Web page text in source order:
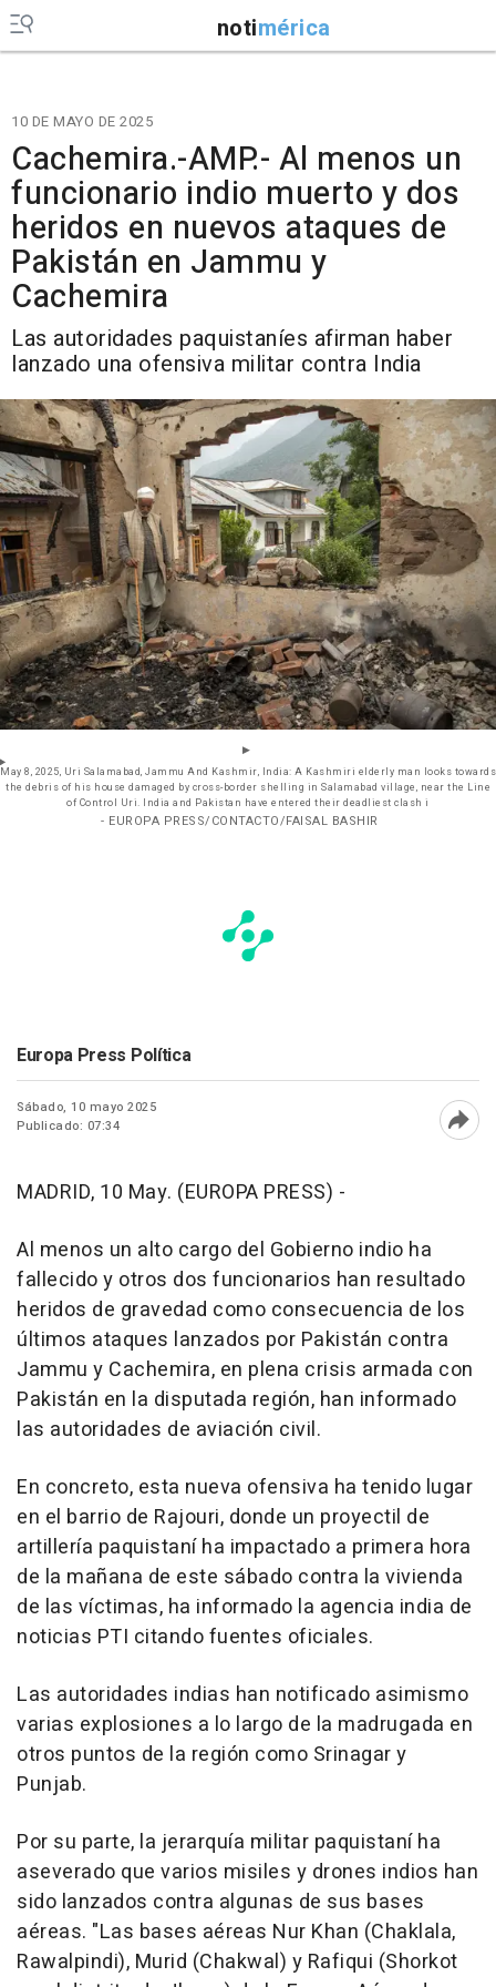
notimérica
10 DE MAYO DE 2025
Cachemira.-AMP.- Al menos un
funcionario indio muerto y dos
heridos en nuevos ataques de
Pakistán en Jammu y
Cachemira
Las autoridades paquistaníes afirman haber
lanzado una ofensiva militar contra India
May 8, 2025, Uri Salamabad, Jammu And Kashmir, India: A Kashmiri elderly man looks towards
the debris of his house damaged by cross-border shelling in Salamabad village, near the Line
of Control Uri. India and Pakistan have entered their deadliest clash i
- EUROPA PRESS/CONTACTO/FAISAL BASHIR
Europa Press Política
Sábado, 10 mayo 2025
Publicado: 07:34
MADRID, 10 May. (EUROPA PRESS) -
Al menos un alto cargo del Gobierno indio ha
fallecido y otros dos funcionarios han resultado
heridos de gravedad como consecuencia de los
últimos ataques lanzados por Pakistán contra
Jammu y Cachemira, en plena crisis armada con
Pakistán en la disputada región, han informado
las autoridades de aviación civil.
En concreto, esta nueva ofensiva ha tenido lugar
en el barrio de Rajouri, donde un proyectil de
artillería paquistaní ha impactado a primera hora
de la mañana de este sábado contra la vivienda
de las víctimas, ha informado la agencia india de
noticias PTI citando fuentes oficiales.
Las autoridades indias han notificado asimismo
varias explosiones a lo largo de la madrugada en
otros puntos de la región como Srinagar y
Punjab.
Por su parte, la jerarquía militar paquistaní ha
aseverado que varios misiles y drones indios han
sido lanzados contra algunas de sus bases
aéreas. "Las bases aéreas Nur Khan (Chaklala,
Rawalpindi), Murid (Chakwal) y Rafiqui (Shorkot